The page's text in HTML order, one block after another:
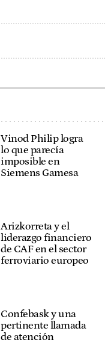
Vinod Philip logra
lo que parecía
imposible en
Siemens Gamesa
Arizkorreta y el
liderazgo financiero
de CAF en el sector
ferroviario europeo
Confebask y una
pertinente llamada
de atención